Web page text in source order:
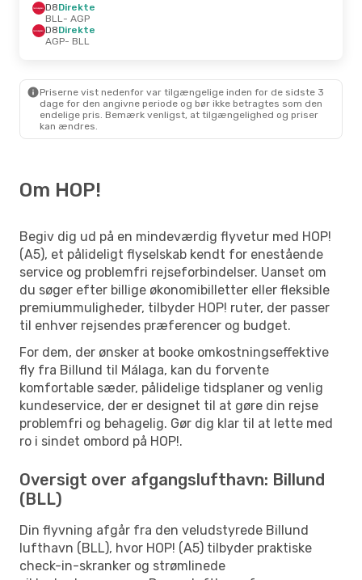
D8Direkte
BLL- AGP
D8Direkte
AGP- BLL
Priserne vist nedenfor var tilgængelige inden for de sidste 3
dage for den angivne periode og bør ikke betragtes som den
endelige pris. Bemærk venligst, at tilgængelighed og priser
kan ændres.
Om HOP!
Begiv dig ud på en mindeværdig flyvetur med HOP!
(A5), et pålideligt flyselskab kendt for enestående
service og problemfri rejseforbindelser. Uanset om
du søger efter billige økonomibilletter eller fleksible
premiummuligheder, tilbyder HOP! ruter, der passer
til enhver rejsendes præferencer og budget.
For dem, der ønsker at booke omkostningseffektive
fly fra Billund til Málaga, kan du forvente
komfortable sæder, pålidelige tidsplaner og venlig
kundeservice, der er designet til at gøre din rejse
problemfri og behagelig. Gør dig klar til at lette med
ro i sindet ombord på HOP!.
Oversigt over afgangslufthavn: Billund
(BLL)
Din flyvning afgår fra den veludstyrede Billund
lufthavn (BLL), hvor HOP! (A5) tilbyder praktiske
check-in-skranker og strømlinede